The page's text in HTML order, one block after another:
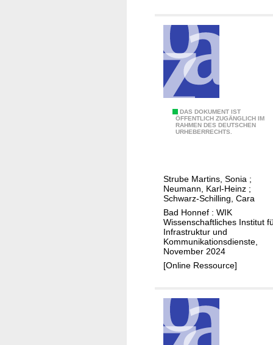
c
h
u
n
h
e
n
d
e
c
k
e
d
r
DAS DOKUMENT IST
ÖFFENTLICH ZUGÄNGLICH IM
RAHMEN DES DEUTSCHEN
URHEBERRECHTS.
l
u
s
s
b
e
r
c
t
Strube Martins, Sonia ;
Neumann, Karl-Heinz ;
Schwarz-Schilling, Cara
Bad Honnef : WIK
Wissenschaftliches Institut
Infrastruktur und
Kommunikationsdienste,
November 2024
[Online Ressource]